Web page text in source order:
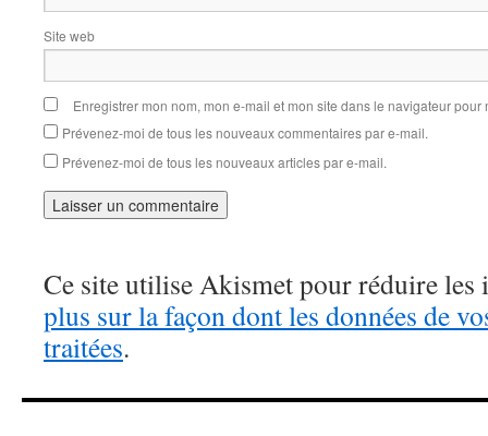
Site web
Enregistrer mon nom, mon e-mail et mon site dans le navigateur
Prévenez-moi de tous les nouveaux commentaires par e-mail.
Prévenez-moi de tous les nouveaux articles par e-mail.
Ce site utilise Akismet pour réduire les
plus sur la façon dont les données de
traitées.